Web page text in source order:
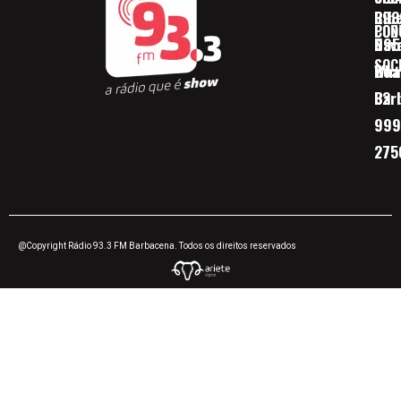
32
@Copyright Rádio 93.3 FM Barbacena. Todos os direitos reservados